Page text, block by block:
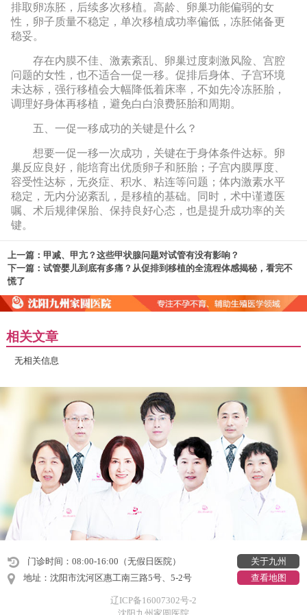
排取卵冻胚，后续多次移植。高龄、卵巢功能偏弱的女
性，卵子质量不稳定，单次移植成功率偏低，冻胚储备更
稳妥。
存在内膜不佳、激素紊乱、卵巢过度刺激风险、宫腔
问题的女性，也不适合一促一移。促排后身体、子宫环境
未达标，强行移植会大幅降低着床率，不如先冷冻胚胎，
调理好身体再移植，避免白白浪费胚胎和周期。
五、一促一移成功的关键是什么？
想要一促一移一次成功，关键在于身体条件达标。卵
巢反应良好，能培育出优质卵子和胚胎；子宫内膜厚度、
容受性达标，无炎症、积水、粘连等问题；体内激素水平
稳定，无内分泌紊乱，是移植的基础。同时，术中谨遵医
嘱、术后规律保胎、保持良好心态，也是提升成功率的关
键。
上一篇： 甲减、甲亢？这些甲状腺问题对试管有没有影响？
下一篇： 试管婴儿到底有多痛？从促排到移植的全流程体感揭秘，看完不
慌了
相关文章
无相关信息
关于九州
门诊时间：08:00-16:00（无假日医院）
查看地图
地址：沈阳市沈河区惠工南三路5号、5-2号
辽ICP备16007302号-2